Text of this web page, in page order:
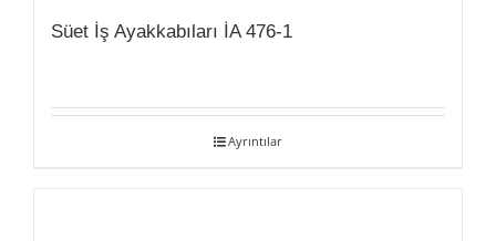
Süet İş Ayakkabıları İA 476-1
Ayrıntılar